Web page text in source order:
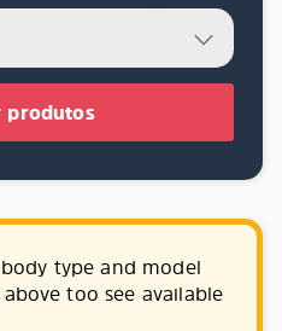
produtos
type and model
too see available